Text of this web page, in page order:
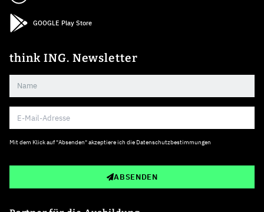
GOOGLE Play Store
think ING. Newsletter
Mit dem Klick auf "Absenden" akzeptiere ich die Datenschutzbestimmungen
ABSENDEN